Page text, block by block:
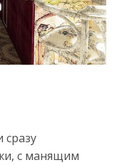
сразу
с манящим